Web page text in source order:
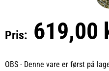
Pris: 619,00
OBS - Denne vare er først på